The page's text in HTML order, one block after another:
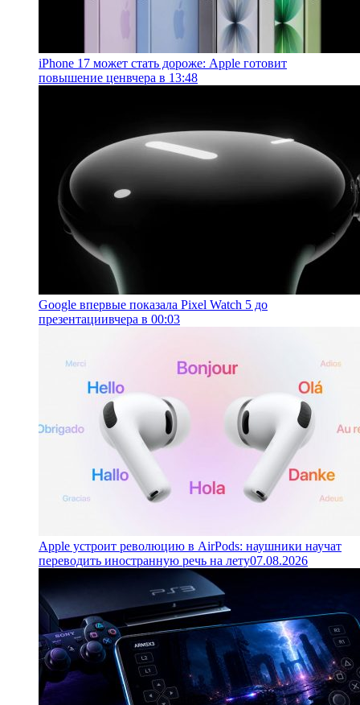
iPhone 17 может стать дороже: Apple готовит
повышение ценвчера в 13:48
Google впервые показала Pixel Watch 5 до
презентациивчера в 00:03
Apple устроит революцию в AirPods: наушники научат
переводить иностранную речь на лету07.08.2026